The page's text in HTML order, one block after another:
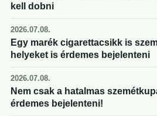
kell dobni
2026.07.08.
Egy marék cigarettacsikk is
helyeket is érdemes bejelenteni
2026.07.08.
Nem csak a hatalmas
érdemes bejelenteni!